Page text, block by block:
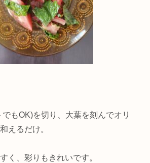
でもOK)を切り、大葉を刻んでオリ
えるだけ。
く、彩りもきれいです。